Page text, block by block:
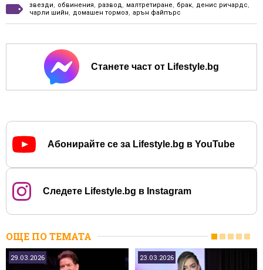
звезди, обвинения, развод, малтретиране, брак, денис ричардс,
чарли шийн, домашен тормоз, арън файпърс
Станете част от Lifestyle.bg
Абонирайте се за Lifestyle.bg в YouTube
Следете Lifestyle.bg в Instagram
ОЩЕ ПО ТЕМАТА
29.03.2026 23.03.2026